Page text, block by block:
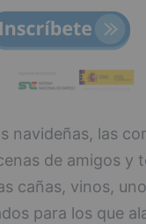
navideñas, las
de amigos y
cañas, vinos,
para los que